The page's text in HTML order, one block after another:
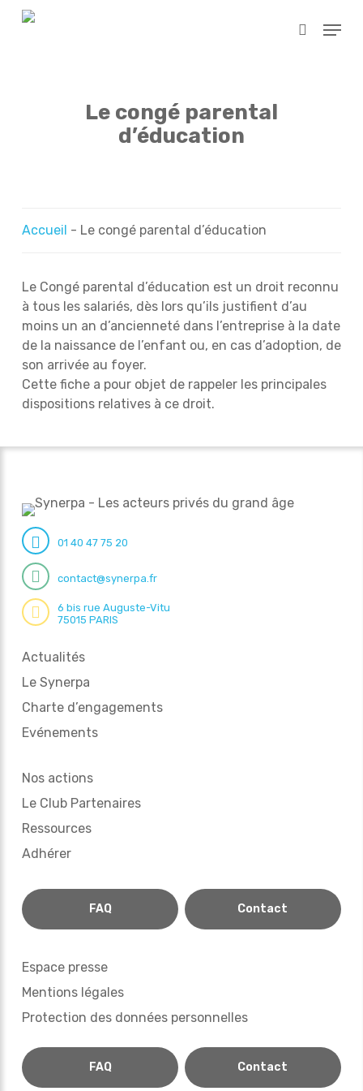
Skip
search
Menu
Le congé parental
d’éducation
Accueil - Le congé parental d’éducation
Le Congé parental d’éducation est un droit reconnu
à tous les salariés, dès lors qu’ils justifient d’au
moins un an d’ancienneté dans l’entreprise à la date
de la naissance de l’enfant ou, en cas d’adoption, de
son arrivée au foyer.
Cette fiche a pour objet de rappeler les principales
dispositions relatives à ce droit.
01 40 47 75 20
contact@synerpa.fr
6 bis rue Auguste-Vitu
75015 PARIS
Actualités
Le Synerpa
Charte d’engagements
Evénements
Nos actions
Le Club Partenaires
Ressources
Adhérer
FAQ Contact
Espace presse
Mentions légales
Protection des données personnelles
FAQ Contact